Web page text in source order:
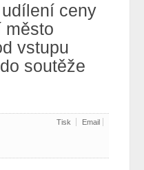
ceny
město
vstupu
soutěže
Tisk Email